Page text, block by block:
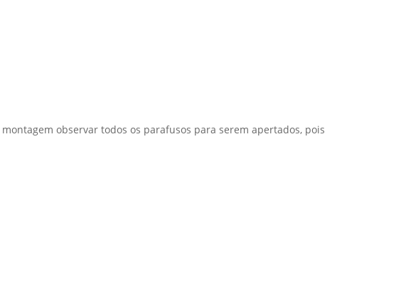
observar todos os parafusos para serem apertados, pois